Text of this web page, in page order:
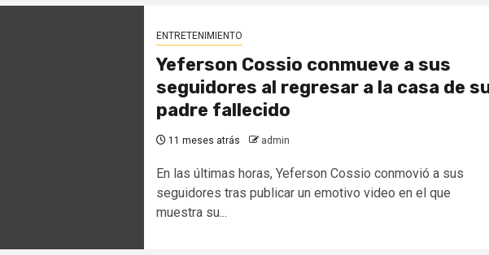
ENTRETENIMIENTO
Yeferson Cossio conmueve a sus
seguidores al regresar a la casa de
padre fallecido
11 meses atrás admin
En las últimas horas, Yeferson Cossio conmovió a sus
seguidores tras publicar un emotivo video en el que
muestra su...